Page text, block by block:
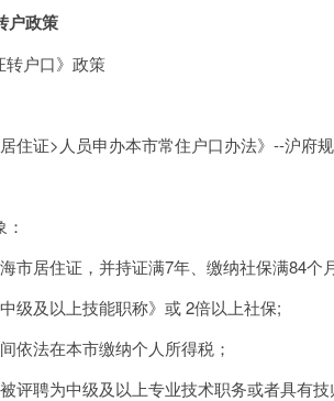
户政策
转户口》政策
住证>人员申办本市常住户口办法》--沪府
市居住证，并持证满7年、缴纳社保满84个
级及以上技能职称》或 2倍以上社保;
依法在本市缴纳个人所得税；
评聘为中级及以上专业技术职务或者具有